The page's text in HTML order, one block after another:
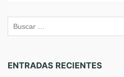
ENTRADAS RECIENTES